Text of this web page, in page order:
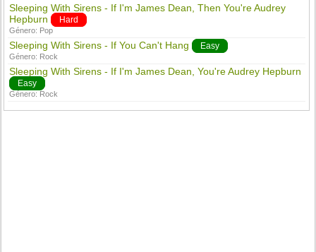
Sleeping With Sirens - If I'm James Dean, Then You're Audrey
Hepburn
Hard
Género: Pop
Sleeping With Sirens - If You Can't Hang Easy
Género: Rock
Sleeping With Sirens - If I'm James Dean, You're Audrey Hepburn
Easy
Género: Rock